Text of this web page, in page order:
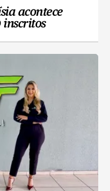
acontece
inscritos